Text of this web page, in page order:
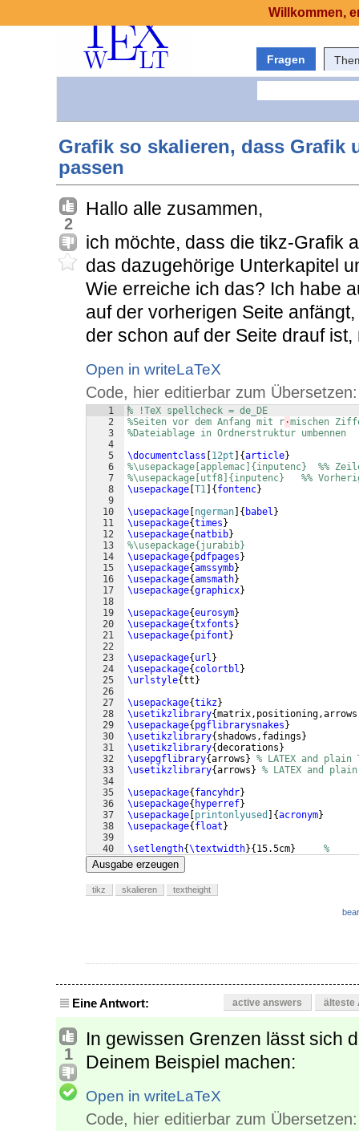
Fragen
Grafik so skalieren, dass Grafik
passen
2
Hallo alle zusammen,
ich möchte, dass die tikz-Grafik
das dazugehörige Unterkapitel
Wie erreiche ich das? Ich habe
auf der vorherigen Seite
der schon auf der Seite drauf
Open in writeLaTeX
Code, hier editierbar zum Übersetzen:
1
2
3
4
5
6
7
8
9
10
11
12
13
14
15
16
17
18
19
20
21
22
23
24
25
26
27
28
29
30
31
32
33
34
35
36
37
38
39
40
41
% !TeX spellcheck = de_DE
%Seiten vor dem Anfang mit r·mischen
%Dateiablage in Ordnerstruktur umbennen
\documentclass
12pt {article}
%\usepackage[applemac]{inputenc}  %%
%\usepackage[utf8]{inputenc}   %%
\usepackage T1 { fontenc}
\usepackage ngerman { babel }
\usepackage{times }
\usepackage{ natbib}
%\usepackage{jurabib}
\usepackage{ pdfpages }
\usepackage{amssymb}
\usepackage{amsmath}
\usepackage{graphicx}
\usepackage{eurosym}
\usepackage{txfonts }
\usepackage{ pifont }
\usepackage{ url }
\usepackage{ colortbl }
\urlstyle{tt }
\usepackage{tikz}
\usetikzlibrary{
\usepackage{ pgflibrarysnakes }
\usetikzlibrary{ shadows,fadings }
\usetikzlibrary{decorations }
\usepgflibrary{arrows } % LATEX and plain
\usetikzlibrary{arrows } % LATEX and
\usepackage{ fancyhdr}
\usepackage{ hyperref}
\usepackage printonlyused {acronym}
\usepackage{ float }
\setlength{\textwidth}{ 15.5cm}
%
\setlength{
Ausgabe erzeugen
tikz skalieren textheight
Eine Antwort: active answers älteste
1
In gewissen Grenzen lässt sich
Deinem Beispiel machen:
Open in writeLaTeX
Code, hier editierbar zum Übersetzen:
Willkommen,